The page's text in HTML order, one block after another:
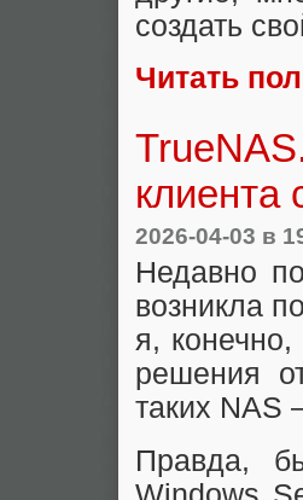
создать
Читать
клиента
2026-04-03 в
Недавно
возникла
я, конечно,
решения
таких NAS
Правда,